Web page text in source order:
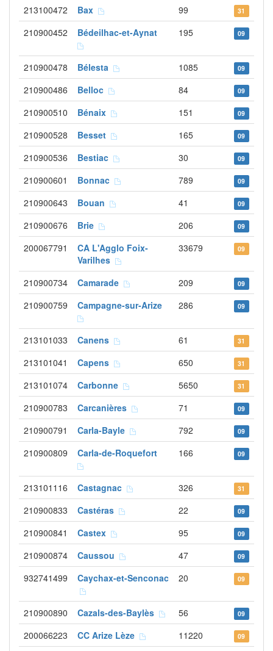
213100472 Bax 99 31
210900452 Bédeilhac-et-Aynat 195 09
210900478 Bélesta 1085 09
210900486 Belloc 84 09
210900510 Bénaix 151 09
210900528 Besset 165 09
210900536 Bestiac 30 09
210900601 Bonnac 789 09
210900643 Bouan 41 09
210900676 Brie 206 09
200067791
CA L'Agglo Foix-
Varilhes
33679 09
210900734 Camarade 209 09
210900759 Campagne-sur-Arize 286 09
213101033 Canens 61 31
213101041 Capens 650 31
213101074 Carbonne 5650 31
210900783 Carcanières 71 09
210900791 Carla-Bayle 792 09
210900809 Carla-de-Roquefort 166 09
213101116 Castagnac 326 31
210900833 Castéras 22 09
210900841 Castex 95 09
210900874 Caussou 47 09
932741499 Caychax-et-Senconac 20 09
210900890 Cazals-des-Baylès 56 09
200066223 CC Arize Lèze 11220 09